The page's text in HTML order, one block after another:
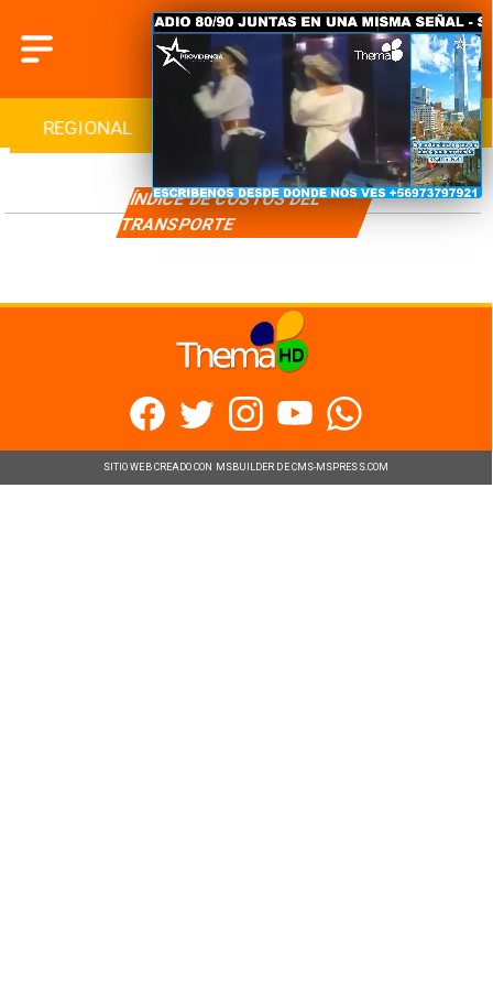
REGIONAL INTERNACIONAL DEPORTES
ÍNDICE DE COSTOS DEL
TRANSPORTE
SITIO WEB CREADO CON MSBUILDER DE CMS-MSPRESS.COM